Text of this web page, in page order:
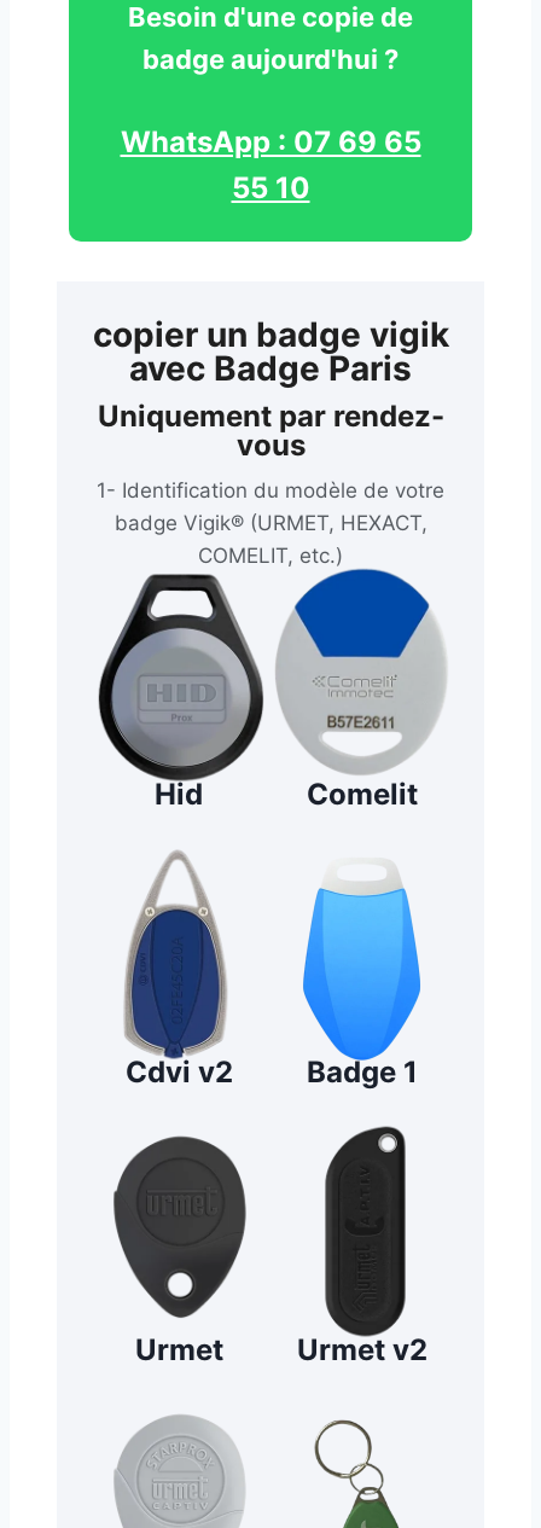
Besoin d'une copie de
badge aujourd'hui ?
WhatsApp : 07 69 65
55 10
copier un badge vigik
avec Badge Paris
Uniquement par rendez-
vous
1- Identification du modèle de votre
badge Vigik® (URMET, HEXACT,
COMELIT, etc.)
Hid Comelit
Cdvi v2 Badge 1
Urmet Urmet v2